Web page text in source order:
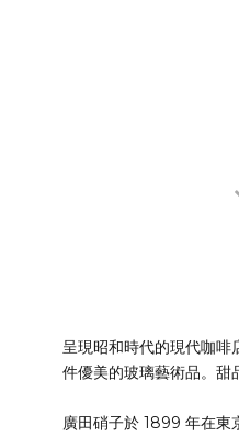
呈現昭和時代的現代咖
件優美的玻璃藝術品。甜
廣田硝子於 1899 年在東